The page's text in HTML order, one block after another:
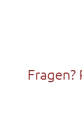
Fragen?